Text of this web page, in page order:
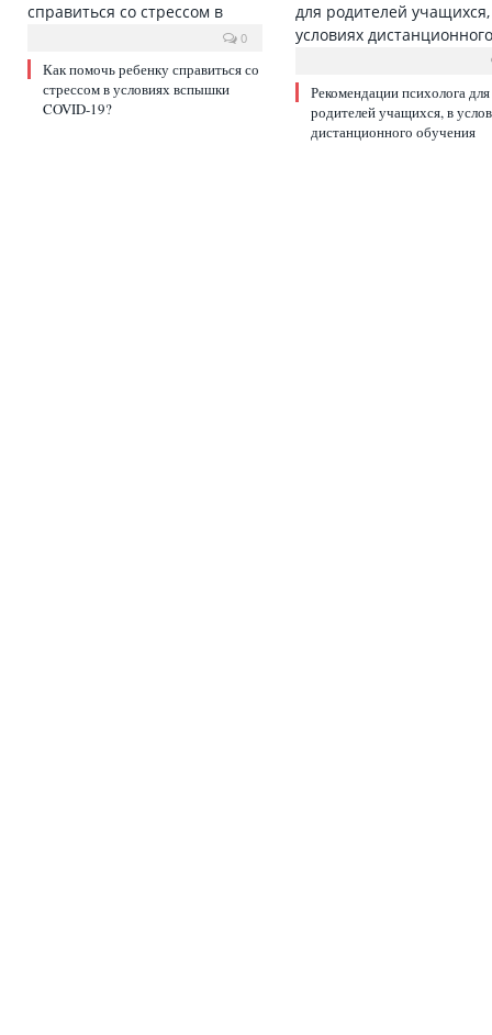
0
Как помочь ребенку справиться со
стрессом в условиях вспышки
COVID-19?
Рекомендации психолога для
родителей учащихся, в
дистанционного обучения